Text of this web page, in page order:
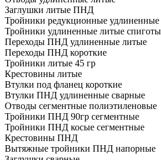
Заглушки литые ПНД
Тройники редукционные
Тройники удлиненные литые спиготы
Переходы ПНД удлиненные литые
Переходы ПНД короткие
Тройники литые 45 гр
Крестовины литые
Втулки под фланец короткие
Втулки ПНД удлиненные сварные
Отводы сегментные полиэтиленовые
Тройники ПНД 90гр сегментные
Тройники ПНД косые сегментные
Крестовины ПНД
Вытяжные тройники ПНД напорные